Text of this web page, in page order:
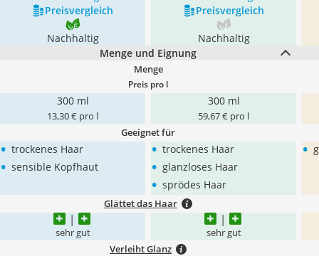
Preis­vergleich Preis­vergleich
Nachhaltig
Nachhaltig
Menge und Eignung
Menge
Preis pro l
300 ml
13,30 € pro l
300 ml
59,67 € pro l
Geeignet für
• trockenes Haar
• sensible Kopfhaut
• trockenes Haar
• glanzloses Haar
• sprödes Haar
•
Glättet das Haar
sehr gut sehr gut
Verleiht Glanz